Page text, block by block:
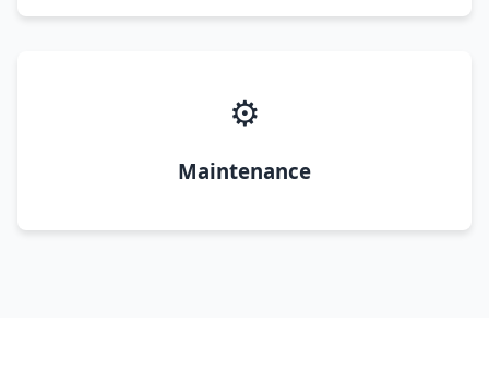
⚙️
Maintenance